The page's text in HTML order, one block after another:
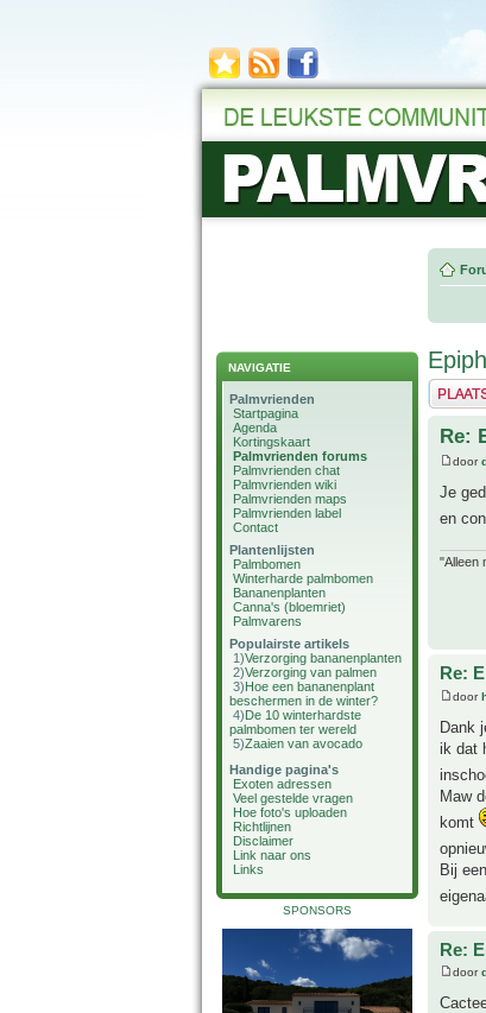
NAVIGATIE
Palmvrienden
Startpagina
Agenda
Kortingskaart
Palmvrienden forums
Palmvrienden chat
Palmvrienden wiki
Palmvrienden maps
Palmvrienden label
Contact
Plantenlijsten
Palmbomen
Winterharde palmbomen
Bananenplanten
Canna's (bloemriet)
Palmvarens
Populairste artikels
1)Verzorging bananenplanten
2)Verzorging van palmen
3)Hoe een bananenplant
beschermen in de winter?
4)De 10 winterhardste
palmbomen ter wereld
5)Zaaien van avocado
Handige pagina's
Exoten adressen
Veel gestelde vragen
Hoe foto's uploaden
Richtlijnen
Disclaimer
Link naar ons
Links
SPONSORS
Plaats
Re:
door
Je
en
"Alleen
Re:
door
Dank
ik dat
Maw
komt
Bij
Re:
door